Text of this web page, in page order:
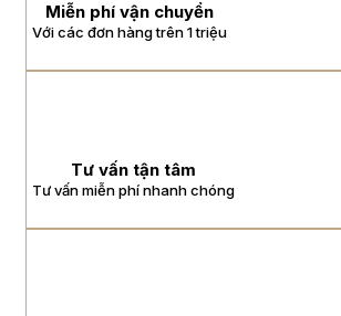
Miễn phí vận chuyển
Với các đơn hàng trên 1 triệu
Tư vấn tận tâm
Tư vấn miễn phí nhanh chóng